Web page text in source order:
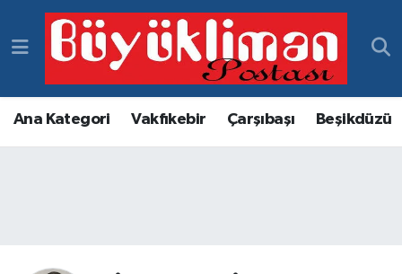
Ana Kategori Vakfıkebir Çarşıbaşı Beşikdüzü
Vakfıkebir Hava Durumu
Vakfıkebir Trafik Yoğunluk Haritası